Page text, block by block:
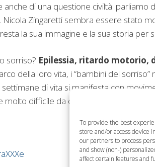
To provide the best
store and/or access device
our partners to process
and show (non-)
affect certain features and
di una questione civiltà: parliamo
Zingaretti sembra essere stato
la sua immagine e la sua storia per
sorriso? Epilessia, ritardo
della loro vita, i “bambini del
di vita si manifesta con
molto difficile da diagnosticare, perché